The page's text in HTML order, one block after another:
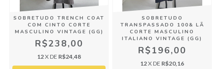
SOBRETUDO TRENCH COAT
COM CINTO CORTE
MASCULINO VINTAGE (GG)
R$238,00
12X DE R$24,48
SOBRETUDO
TRANSPASSADO 100& LÃ
CORTE MASCULINO
ITALIANO VINTAGE (GG)
R$196,00
12X DE R$20,16